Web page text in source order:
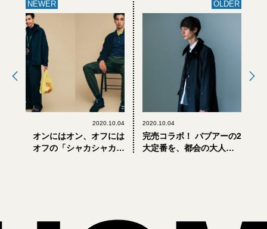
NEWER
2020.10.04
オンにはオン、オフには
オフの「シャカシャカ素
OLDER
2020.10.04
完売コラボ！ バブアーの2
大定番を、都会の大人に